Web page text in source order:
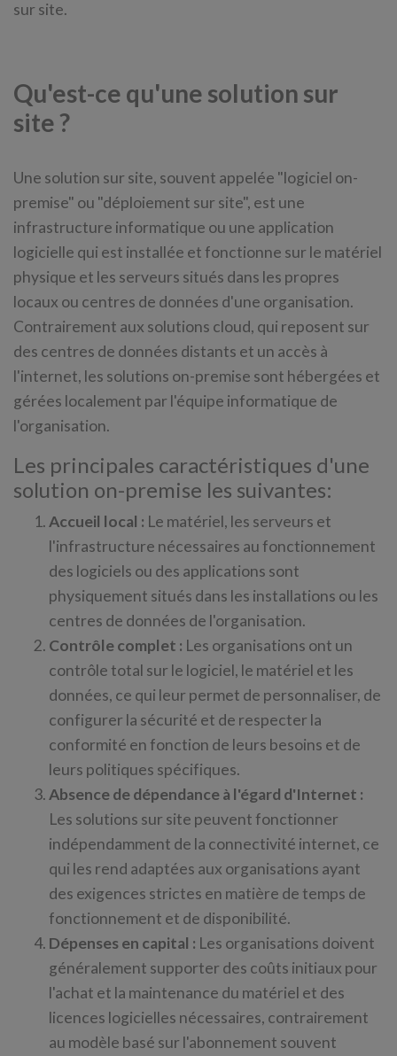
sur site.
Qu'est-ce qu'une solution sur
site ?
Une solution sur site, souvent appelée "logiciel on-
premise" ou "déploiement sur site", est une
infrastructure informatique ou une application
logicielle qui est installée et fonctionne sur le matériel
physique et les serveurs situés dans les propres
locaux ou centres de données d'une organisation.
Contrairement aux solutions cloud, qui reposent sur
des centres de données distants et un accès à
l'internet, les solutions on-premise sont hébergées et
gérées localement par l'équipe informatique de
l'organisation.
Les principales caractéristiques d'une
solution on-premise les suivantes:
Accueil local : Le matériel, les serveurs et
l'infrastructure nécessaires au fonctionnement
des logiciels ou des applications sont
physiquement situés dans les installations ou les
centres de données de l'organisation.
Contrôle complet : Les organisations ont un
contrôle total sur le logiciel, le matériel et les
données, ce qui leur permet de personnaliser, de
configurer la sécurité et de respecter la
conformité en fonction de leurs besoins et de
leurs politiques spécifiques.
Absence de dépendance à l'égard d'Internet :
Les solutions sur site peuvent fonctionner
indépendamment de la connectivité internet, ce
qui les rend adaptées aux organisations ayant
des exigences strictes en matière de temps de
fonctionnement et de disponibilité.
Dépenses en capital : Les organisations doivent
généralement supporter des coûts initiaux pour
l'achat et la maintenance du matériel et des
licences logicielles nécessaires, contrairement
au modèle basé sur l'abonnement souvent